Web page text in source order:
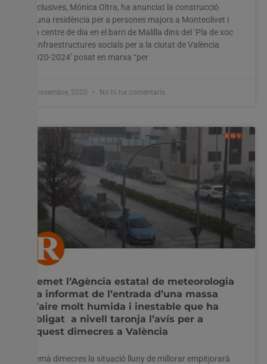
Inclusives, Mónica Oltra, ha anunciat la construcció
d’una residència per a persones majors a Monteolivet i
un centre de dia en el barri de Malilla dins del ‘Pla de xoc
d’infraestructures socials per a la ciutat de València
2020-2024’ posat en marxa “per
3 novembre, 2020 No hi ha comentaris
Aemet l’Agència estatal de meteorologia
ha informat de l’entrada d’una massa
d’aire molt humida i inestable que ha
obligat a nivell taronja l’avís per a
aquest dimecres a València
Demà dimecres la situació lluny de millorar empitjorarà